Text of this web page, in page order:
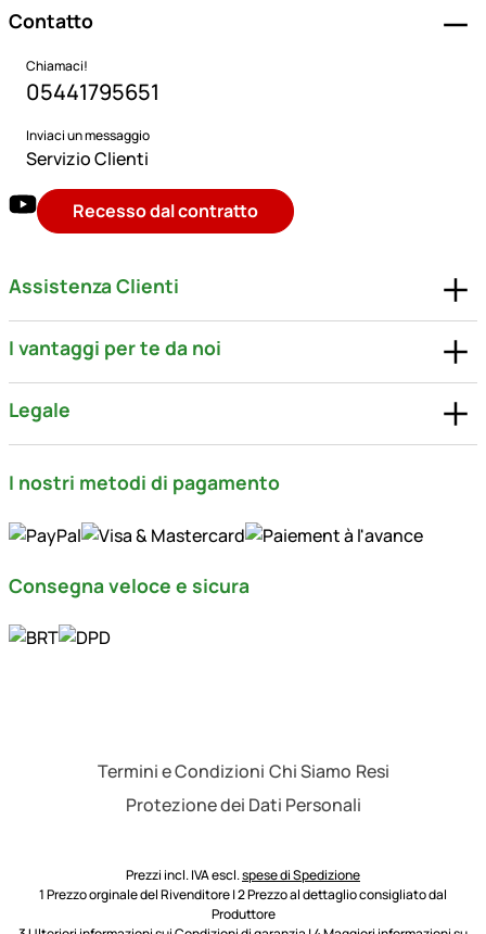
Contatto
Chiamaci!
05441795651
Inviaci un messaggio
Servizio Clienti
Recesso dal contratto
Assistenza Clienti
I vantaggi per te da noi
Legale
I nostri metodi di pagamento
Consegna veloce e sicura
Termini e Condizioni Chi Siamo Resi
Protezione dei Dati Personali
Prezzi incl. IVA escl.spese di Spedizione
1 Prezzo orginale del Rivenditore | 2 Prezzo al dettaglio consigliato dal
Produttore